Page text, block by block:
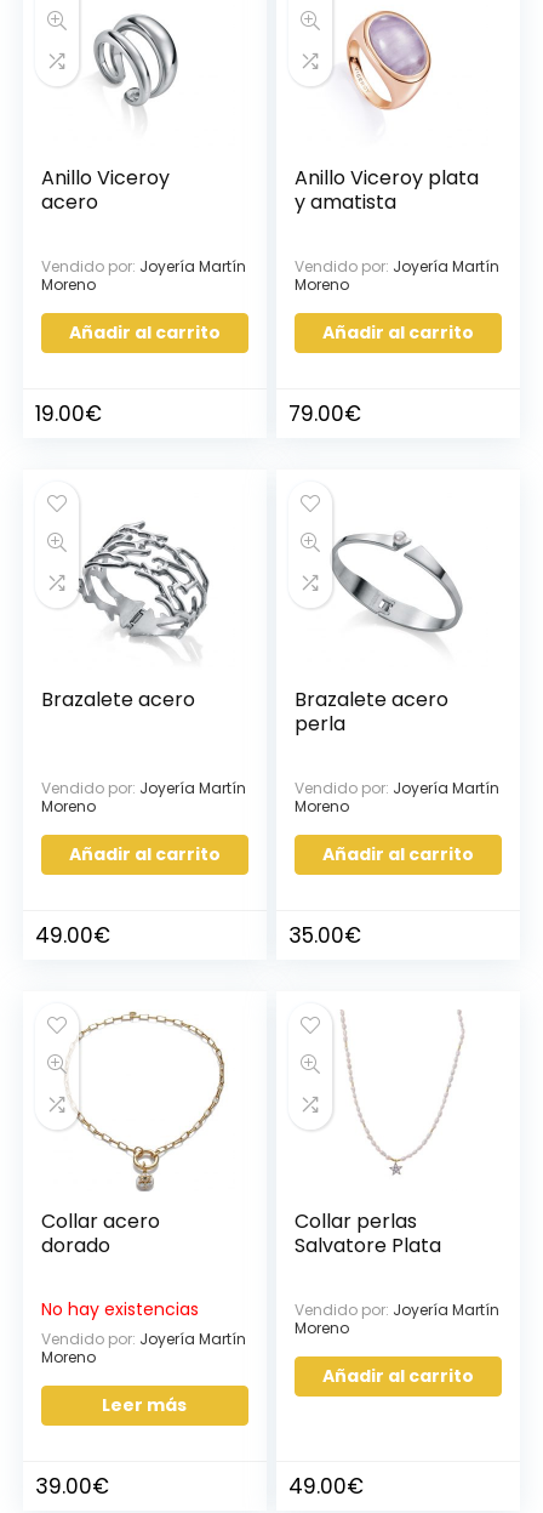
Anillo Viceroy
acero
Vendido por: Joyería Martín
Moreno
Añadir al carrito
19.00€
Anillo Viceroy plata
y amatista
Vendido por: Joyería Martín
Moreno
Añadir al carrito
79.00€
Brazalete acero
Vendido por: Joyería Martín
Moreno
Añadir al carrito
49.00€
Brazalete acero
perla
Vendido por: Joyería Martín
Moreno
Añadir al carrito
35.00€
Collar acero
dorado
No hay existencias
Vendido por: Joyería Martín
Moreno
Leer más
39.00€
Collar perlas
Salvatore Plata
Vendido por: Joyería Martín
Moreno
Añadir al carrito
49.00€